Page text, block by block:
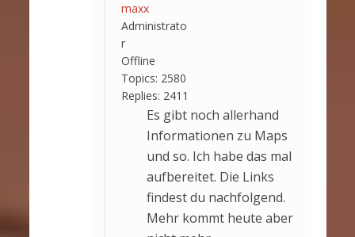
maxx
Administrato
r
Offline
Topics: 2580
Replies: 2411
Es gibt noch allerhand
Informationen zu Maps
und so. Ich habe das mal
aufbereitet. Die Links
findest du nachfolgend.
Mehr kommt heute aber